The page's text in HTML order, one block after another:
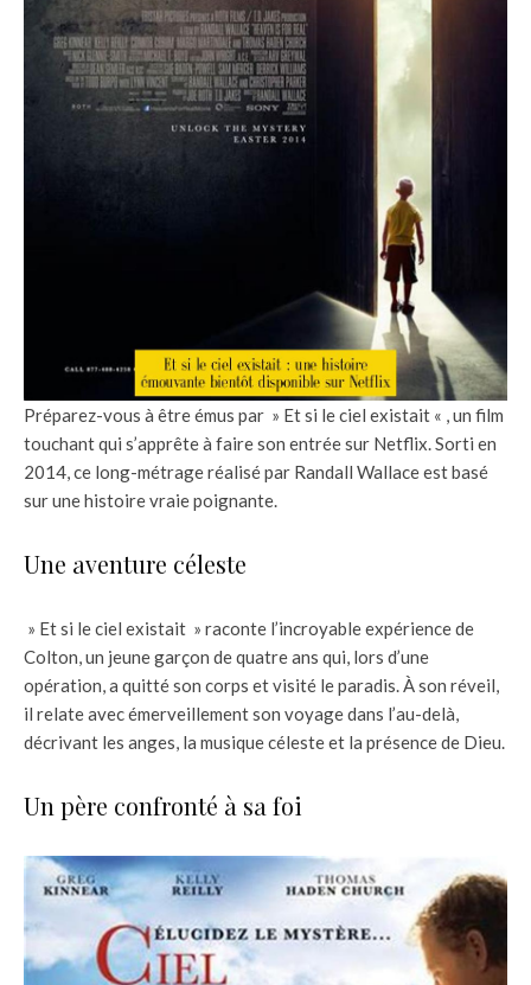
Préparez-vous à être émus par » Et si le ciel existait « , un film
touchant qui s’apprête à faire son entrée sur Netflix. Sorti en
2014, ce long-métrage réalisé par Randall Wallace est basé
sur une histoire vraie poignante.
Une aventure céleste
» Et si le ciel existait » raconte l’incroyable expérience de
Colton, un jeune garçon de quatre ans qui, lors d’une
opération, a quitté son corps et visité le paradis. À son réveil,
il relate avec émerveillement son voyage dans l’au-delà,
décrivant les anges, la musique céleste et la présence de Dieu.
Un père confronté à sa foi